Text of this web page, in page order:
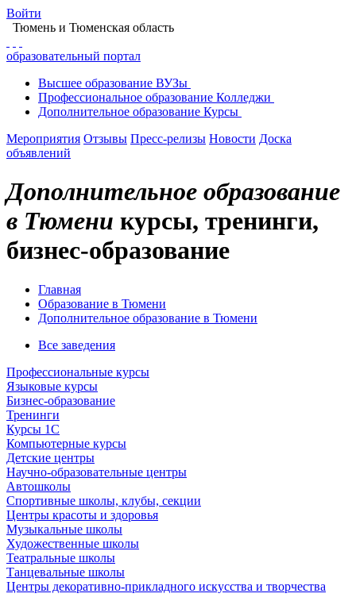
Войти
Тюмень и Тюменская область
образовательный портал
Высшее образование ВУЗы
Профессиональное образование Колледжи
Дополнительное образование Курсы
Мероприятия Отзывы Пресс-релизы Новости Доска
объявлений
Дополнительное образование
в Тюмени курсы, тренинги,
бизнес-образование
Главная
Образование в Тюмени
Дополнительное образование в Тюмени
Все заведения
Профессиональные курсы
Языковые курсы
Бизнес-образование
Тренинги
Курсы 1С
Компьютерные курсы
Детские центры
Научно-образовательные центры
Автошколы
Спортивные школы, клубы, секции
Центры красоты и здоровья
Музыкальные школы
Художественные школы
Театральные школы
Танцевальные школы
Центры декоративно-прикладного искусства и творчества